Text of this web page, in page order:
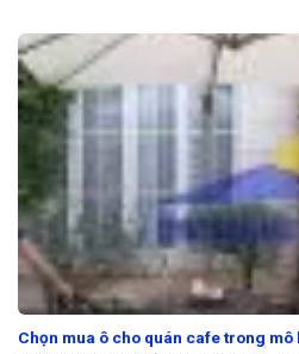
Chọn mua ô cho quán cafe trong